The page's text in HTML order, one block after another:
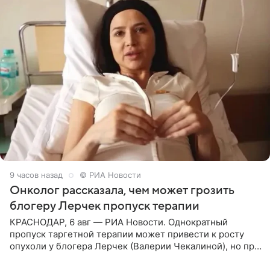
9 часов назад © РИА Новости
Онколог рассказала, чем может грозить
блогеру Лерчек пропуск терапии
КРАСНОДАР, 6 авг — РИА Новости. Однократный
пропуск таргетной терапии может привести к росту
опухоли у блогера Лерчек (Валерии Чекалиной), но при